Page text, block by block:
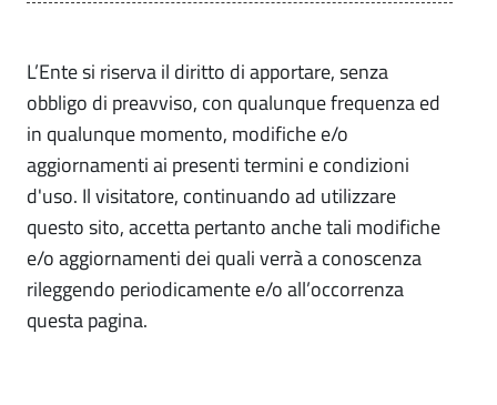
L’Ente si riserva il diritto di apportare, senza
obbligo di preavviso, con qualunque frequenza ed
in qualunque momento, modifiche e/o
aggiornamenti ai presenti termini e condizioni
d'uso. Il visitatore, continuando ad utilizzare
questo sito, accetta pertanto anche tali modifiche
e/o aggiornamenti dei quali verrà a conoscenza
rileggendo periodicamente e/o all’occorrenza
questa pagina.